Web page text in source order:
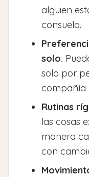
alguien
consuelo.
solo.
solo por
compañía
Rutinas
las cosas
manera
con